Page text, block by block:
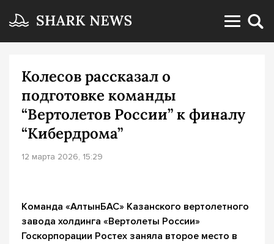
Колесов рассказал о
подготовке команды
“Вертолетов России” к финалу
“Кибердрома”
12 марта 2026, 15:29
Команда «АлтынБАС» Казанского вертолетного
завода холдинга «Вертолеты России»
Госкорпорации Ростех заняла второе место в